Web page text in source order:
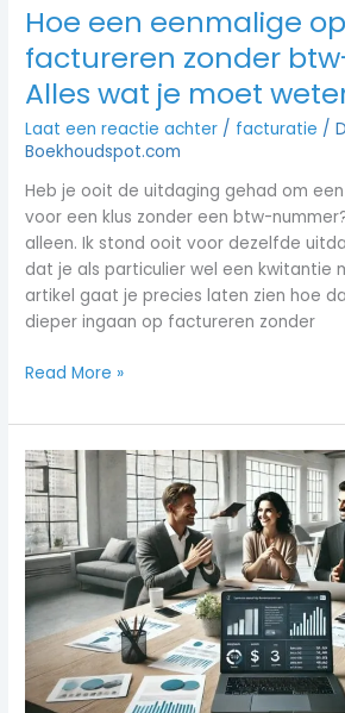
Hoe een eenmalige
factureren zonder
Alles wat je moet
Laat een reactie achter / facturatie /
Boekhoudspot.com
Heb je ooit de uitdaging gehad om
voor een klus zonder een btw-
alleen. Ik stond ooit voor dezelfde
dat je als particulier wel een kwitantie
artikel gaat je precies laten zien hoe
dieper ingaan op factureren zonder
moet
weten
Read More »
Eenvoudig
Factureren
Aanmelden:
Alles
Over
Eenvoudigfactureren
en
Factureren